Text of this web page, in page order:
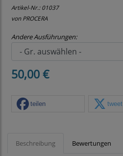
Artikel-Nr.:01037
von PROCERA
Andere Ausführungen:
50,00 €
teilen tweet
Beschreibung Bewertungen